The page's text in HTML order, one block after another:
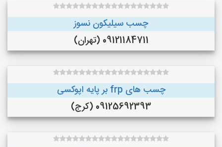
چسب سیلیکون نسوز
09121184711 (تهران)
چسب های frp بر پایه اپوکسی
09125692393 (کرج)